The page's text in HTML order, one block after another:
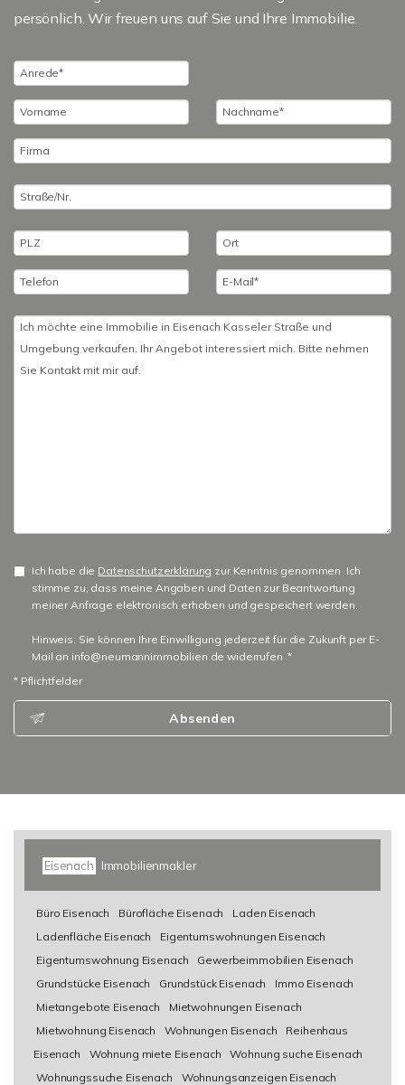
persönlich. Wir freuen uns auf Sie und Ihre Immobilie.
Ich habe die Datenschutzerklärung zur Kenntnis genommen. Ich
stimme zu, dass meine Angaben und Daten zur Beantwortung
meiner Anfrage elektronisch erhoben und gespeichert werden.
Hinweis: Sie können Ihre Einwilligung jederzeit für die Zukunft per E-
Mail an info@neumannimmobilien.de widerrufen. *
* Pflichtfelder
Absenden
Eisenach Immobilienmakler
Büro Eisenach Bürofläche Eisenach
Laden Eisenach
Ladenfläche Eisenach
Eigentumswohnungen Eisenach
Eigentumswohnung Eisenach
Gewerbeimmobilien Eisenach
Grundstücke Eisenach
Grundstück Eisenach
Immo Eisenach
Mietangebote Eisenach
Mietwohnungen Eisenach
Mietwohnung Eisenach
Wohnungen Eisenach
Reihenhaus
Eisenach
Wohnung miete Eisenach
Wohnung suche Eisenach
Wohnungssuche Eisenach
Wohnungsanzeigen Eisenach